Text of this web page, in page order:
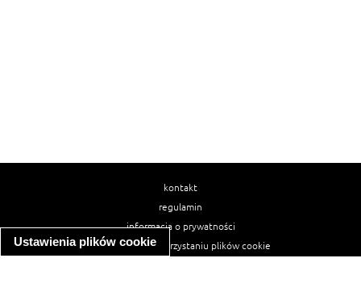
Ustawienia plików cookie
kontakt
regulamin
informacja o prywatności
informacja o wykorzystaniu plików cookie